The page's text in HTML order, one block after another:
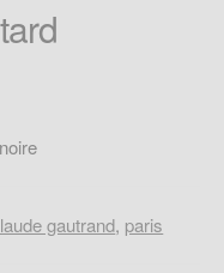
gautrand, paris